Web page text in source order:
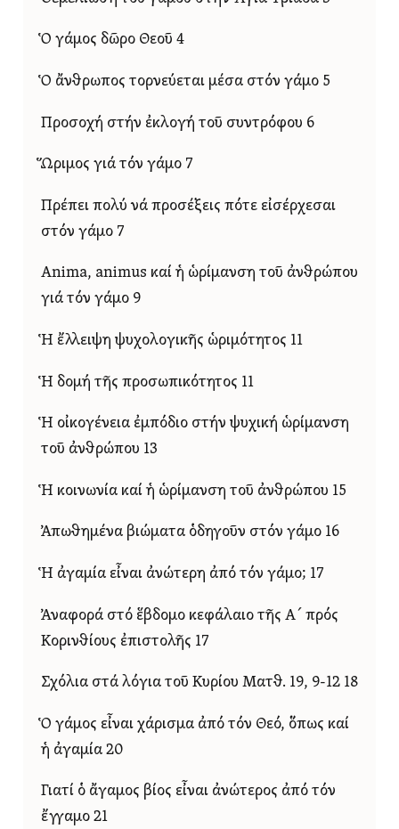
Ὁ γάμος δῶρο Θεοῦ 4
Ὁ ἄνθρωπος τορνεύεται μέσα στόν γάμο 5
Προσοχή στήν ἐκλογή τοῦ συντρόφου 6
Ὥριμος γιά τόν γάμο 7
Πρέπει πολύ νά προσέξεις πότε εἰσέρχεσαι
στόν γάμο 7
Αnima, animus καί ἡ ὡρίμανση τοῦ ἀνθρώπου
γιά τόν γάμο 9
Ἡ ἔλλειψη ψυχολογικῆς ὡριμότητος 11
Ἡ δομή τῆς προσωπικότητος 11
Ἡ οἰκογένεια ἐμπόδιο στήν ψυχική ὡρίμανση
τοῦ ἀνθρώπου 13
Ἡ κοινωνία καί ἡ ὡρίμανση τοῦ ἀνθρώπου 15
Ἀπωθημένα βιώματα ὁδηγοῦν στόν γάμο 16
Ἡ ἀγαμία εἶναι ἀνώτερη ἀπό τόν γάμο; 17
Ἀναφορά στό ἕβδομο κεφάλαιο τῆς Α´ πρός
Κορινθίους ἐπιστολῆς 17
Σχόλια στά λόγια τοῦ Κυρίου Ματθ. 19, 9-12 18
Ὁ γάμος εἶναι χάρισμα ἀπό τόν Θεό, ὅπως καί
ἡ ἀγαμία 20
Γιατί ὁ ἄγαμος βίος εἶναι ἀνώτερος ἀπό τόν
ἔγγαμο 21